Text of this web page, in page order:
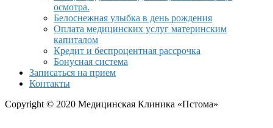
осмотра.
Белоснежная улыбка в день рождения
Оплата медицинских услуг материнским
капиталом
Кредит и беспроцентная рассрочка
Бонусная система
Записаться на прием
Контакты
Copyright © 2020 Медицинская Клиника «Пстома»